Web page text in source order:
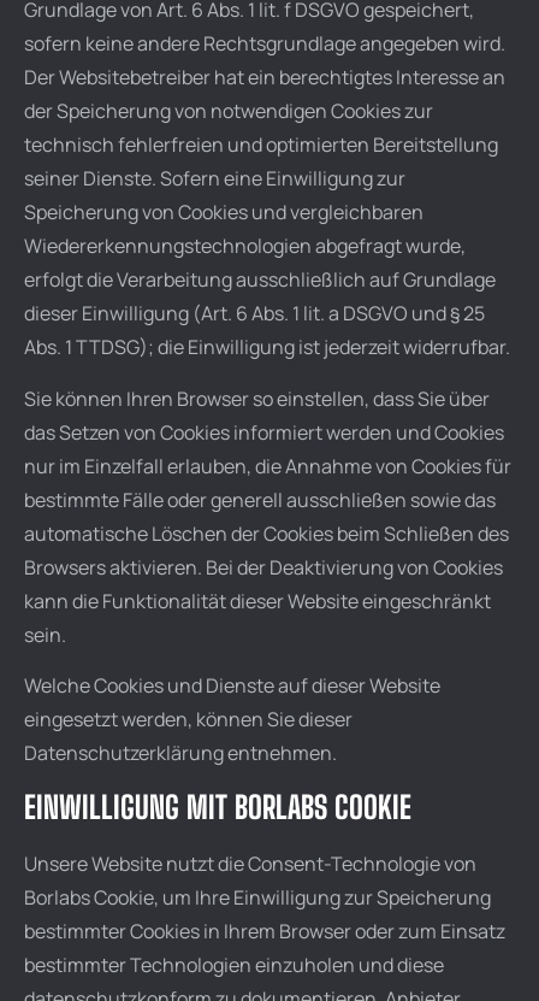
Grundlage von Art. 6 Abs. 1 lit. f DSGVO gespeichert,
sofern keine andere Rechtsgrundlage angegeben wird.
Der Websitebetreiber hat ein berechtigtes Interesse an
der Speicherung von notwendigen Cookies zur
technisch fehlerfreien und optimierten Bereitstellung
seiner Dienste. Sofern eine Einwilligung zur
Speicherung von Cookies und vergleichbaren
Wiedererkennungstechnologien abgefragt wurde,
erfolgt die Verarbeitung ausschließlich auf Grundlage
dieser Einwilligung (Art. 6 Abs. 1 lit. a DSGVO und § 25
Abs. 1 TTDSG); die Einwilligung ist jederzeit widerrufbar.
Sie können Ihren Browser so einstellen, dass Sie über
das Setzen von Cookies informiert werden und Cookies
nur im Einzelfall erlauben, die Annahme von Cookies für
bestimmte Fälle oder generell ausschließen sowie das
automatische Löschen der Cookies beim Schließen des
Browsers aktivieren. Bei der Deaktivierung von Cookies
kann die Funktionalität dieser Website eingeschränkt
sein.
Welche Cookies und Dienste auf dieser Website
eingesetzt werden, können Sie dieser
Datenschutzerklärung entnehmen.
EINWILLIGUNG MIT BORLABS COOKIE
Unsere Website nutzt die Consent-Technologie von
Borlabs Cookie, um Ihre Einwilligung zur Speicherung
bestimmter Cookies in Ihrem Browser oder zum Einsatz
bestimmter Technologien einzuholen und diese